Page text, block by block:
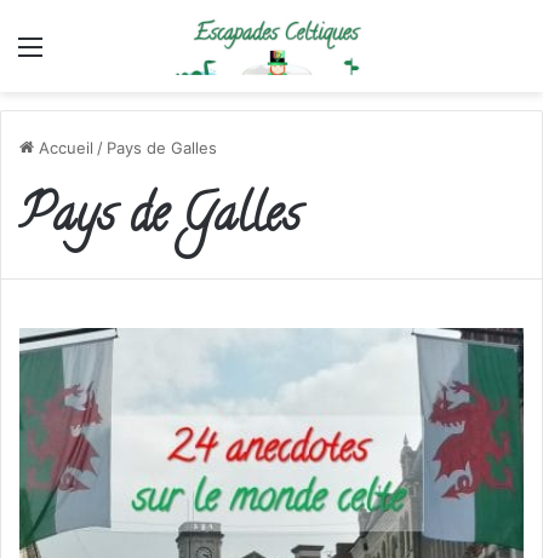
Menu
Accueil / Pays de Galles
Pays de Galles